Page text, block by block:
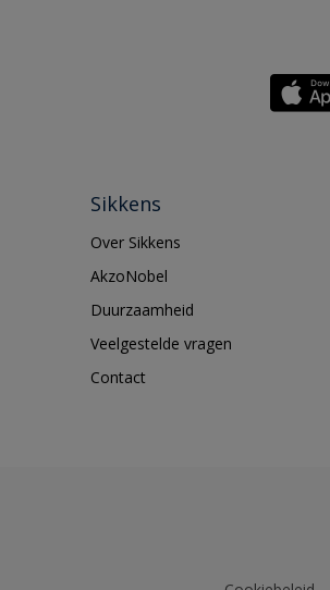
Sikkens
Over Sikkens
AkzoNobel
Duurzaamheid
Veelgestelde vragen
Contact